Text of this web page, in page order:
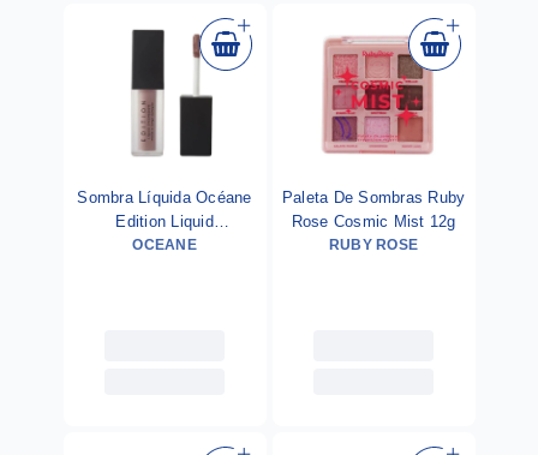
Sombra Líquida Océane
Edition Liquid
Eyeshadow Aura 4g
OCEANE
Paleta De Sombras Ruby
Rose Cosmic Mist 12g
RUBY ROSE